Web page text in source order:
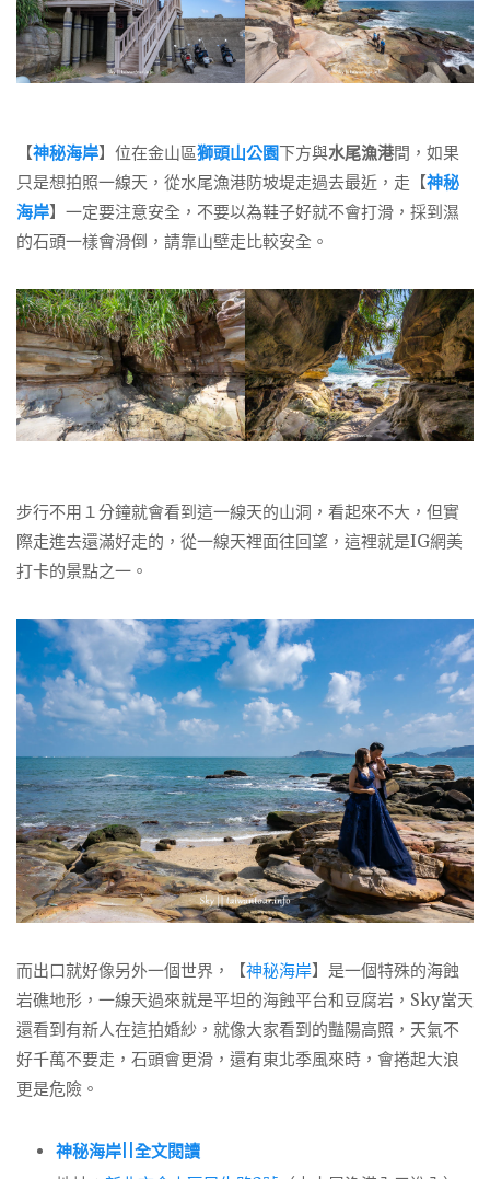
【神秘海岸】位在金山區獅頭山公園下方與水尾漁港間，如果
只是想拍照一線天，從水尾漁港防坡堤走過去最近，走【神秘
海岸】一定要注意安全，不要以為鞋子好就不會打滑，採到濕
的石頭一樣會滑倒，請靠山壁走比較安全。
步行不用１分鐘就會看到這一線天的山洞，看起來不大，但實
際走進去還滿好走的，從一線天裡面往回望，這裡就是IG網美
打卡的景點之一。
而出口就好像另外一個世界，【神秘海岸】是一個特殊的海蝕
岩礁地形，一線天過來就是平坦的海蝕平台和豆腐岩，Sky當天
還看到有新人在這拍婚紗，就像大家看到的豔陽高照，天氣不
好千萬不要走，石頭會更滑，還有東北季風來時，會捲起大浪
更是危險。
神秘海岸||全文閱讀